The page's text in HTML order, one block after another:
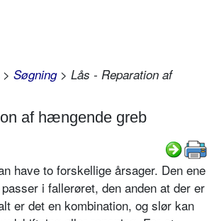
> Søgning> Lås - Reparation af
af hængende greb
have to forskellige årsager. Den ene
i fallerøret, den anden at der er
er det en kombination, og slør kan